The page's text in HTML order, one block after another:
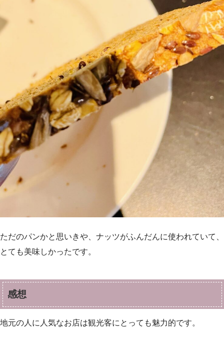
ただのパンかと思いきや、ナッツがふんだんに使われていて、
とても美味しかったです。
感想
地元の人に人気なお店は観光客にとっても魅力的です。